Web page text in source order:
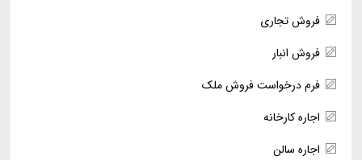
فروش تجاری
فروش انبار
فرم درخواست فروش ملک
اجاره کارخانه
اجاره سالن